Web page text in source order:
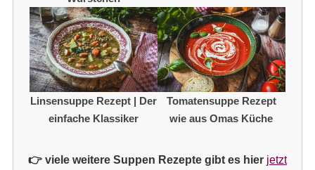
Linsensuppe Rezept | Der
einfache Klassiker
Tomatensuppe Rezept
wie aus Omas Küche
👉 viele weitere Suppen Rezepte gibt es hier jetzt